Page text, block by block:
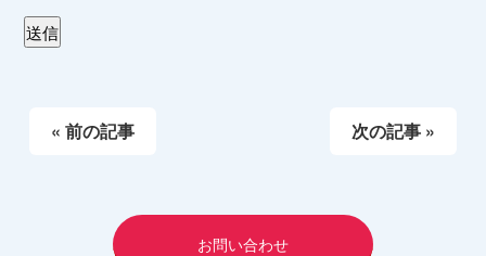
４．個人情報取扱いの委託
人情報保護水準の高い委託先を選定し、個人情報の適
« 前の記事 次の記事 »
お問い合わせ